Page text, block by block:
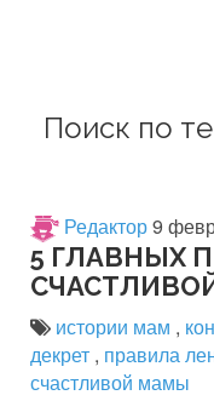
Поиск по
Редактор9
5 ГЛАВНЫХ
истории мам ,
декрет , правила
счастливой мамы